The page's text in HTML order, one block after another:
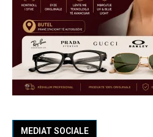
MEDIAT SOCIALE